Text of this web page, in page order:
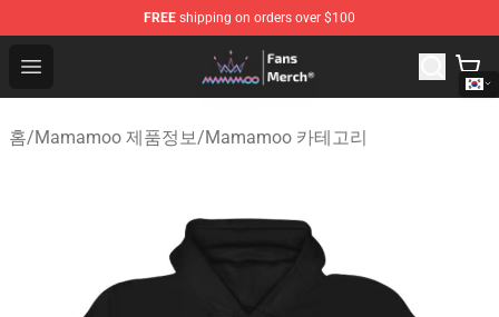
FREE shipping on orders over $100
Open menu
Mamamoo Store - Official Mamamoo Merchandise Shop
홈/Mamamoo 제품정보/Mamamoo 카테고리